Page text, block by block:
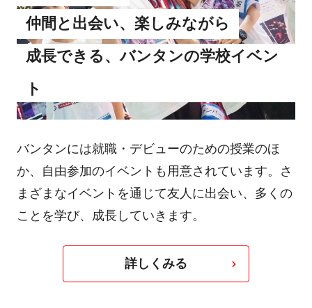
仲間と出会い、楽しみながら
成長できる、バンタンの学校イベン
ト
バンタンには就職・デビューのための授業のほ
か、自由参加のイベントも用意されています。さ
まざまなイベントを通じて友人に出会い、多くの
ことを学び、成長していきます。
詳しくみる